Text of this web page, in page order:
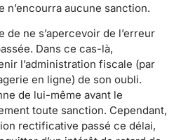
n’encourra aucune sanction.
de ne s’apercevoir de l’erreur
Dans ce cas-là,
l’administration fiscale (par
en ligne) de son oubli.
de lui-même avant le
toute sanction. Cependant,
rectificative passé ce délai,